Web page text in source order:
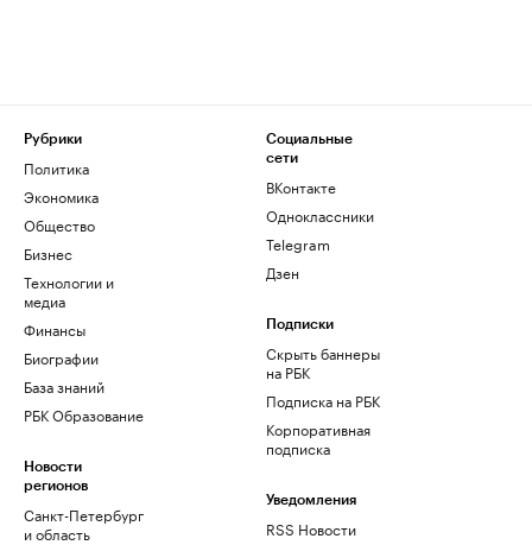
Рубрики
Политика
Экономика
Общество
Бизнес
Технологии и
медиа
Финансы
Биографии
База знаний
РБК Образование
Новости
регионов
Санкт-Петербург
и область
Социальные
сети
ВКонтакте
Одноклассники
Telegram
Дзен
Подписки
Скрыть баннеры
на РБК
Подписка на РБК
Корпоративная
подписка
Уведомления
RSS Новости